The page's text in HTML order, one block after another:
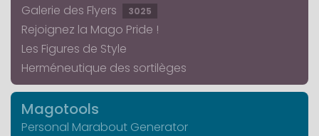
Galerie des Flyers
3025
Rejoignez la Mago Pride !
Les Figures de Style
Herméneutique des sortilèges
Magotools
Personal Marabout Generator